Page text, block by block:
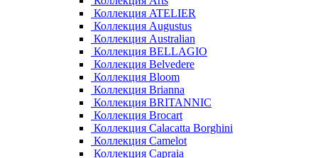
Коллекция ATELIER
Коллекция Augustus
Коллекция Australian
Коллекция BELLAGIO
Коллекция Belvedere
Коллекция Bloom
Коллекция Brianna
Коллекция BRITANNIC
Коллекция Brocart
Коллекция Calacatta Borghini
Коллекция Camelot
Коллекция Capraia